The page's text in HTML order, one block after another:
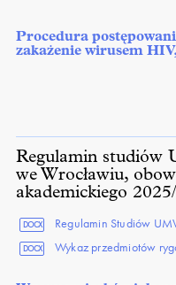
Procedura
zakażenie wirusem
Regulamin studiów
we Wrocławiu,
akademickiego
DOCX Regulamin Studiów
DOCX Wykaz przedmiotów